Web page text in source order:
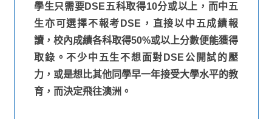
學生只需要DSE五科取得10分或以上，而中五
生亦可選擇不報考DSE，直接以中五成績報
讀，校內成績各科取得50%或以上分數便能獲得
取錄。不少中五生不想面對DSE公開試的壓
力，或是想比其他同學早一年接受大學水平的教
育，而決定飛往澳洲。